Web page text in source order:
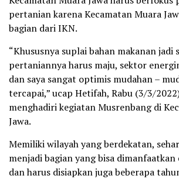
pertanian karena Kecamatan Muara
bagian dari IKN.
“Khususnya suplai bahan makanan jadi
pertaniannya harus maju, sektor
dan saya sangat optimis mudahan –
tercapai,” ucap Hetifah, Rabu (3/3/
menghadiri kegiatan Musrenbang di
Jawa.
Memiliki wilayah yang berdekatan,
menjadi bagian yang bisa dimanfaatkan
dan harus disiapkan juga beberapa